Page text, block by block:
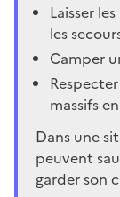
Laisser
les
Camper
massifs
Dans une
peuvent
garder son